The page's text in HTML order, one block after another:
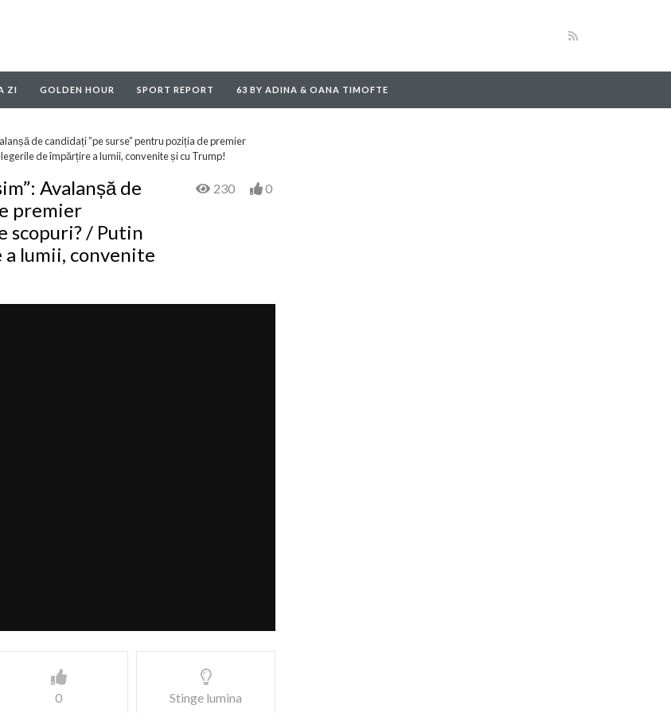
ZI GOLDEN HOUR SPORT REPORT 63 BY ADINA & OANA TIMOFTE
de candidați ”pe surse” pentru poziția de premier
de împărțire a lumii, convenite și cu Trump!
Avalanșă de
premier
scopuri? / Putin
lumii, convenite
230 0
0 Stinge lumina